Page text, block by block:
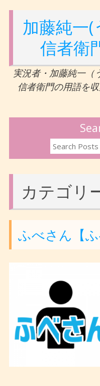
加藤純一
信者衛
実況者・加藤純一（
信者衛門の用語を
カテゴリ
ふべさん【ふ